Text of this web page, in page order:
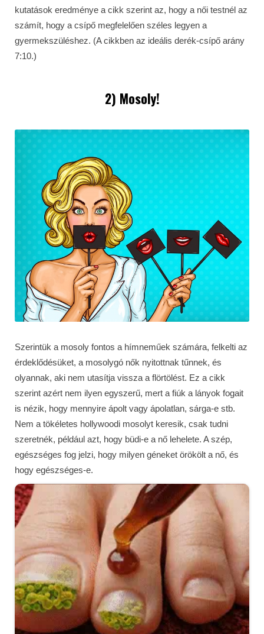
kutatások eredménye a cikk szerint az, hogy a női testnél az
számít, hogy a csípő megfelelően széles legyen a
gyermekszüléshez. (A cikkben az ideális derék-csípő arány
7:10.)
2) Mosoly!
Szerintük a mosoly fontos a hímneműek számára, felkelti az
érdeklődésüket, a mosolygó nők nyitottnak tűnnek, és
olyannak, aki nem utasítja vissza a flörtölést. Ez a cikk
szerint azért nem ilyen egyszerű, mert a fiúk a lányok fogait
is nézik, hogy mennyire ápolt vagy ápolatlan, sárga-e stb.
Nem a tökéletes hollywoodi mosolyt keresik, csak tudni
szeretnék, például azt, hogy büdi-e a nő lehelete. A szép,
egészséges fog jelzi, hogy milyen géneket örökölt a nő, és
hogy egészséges-e.